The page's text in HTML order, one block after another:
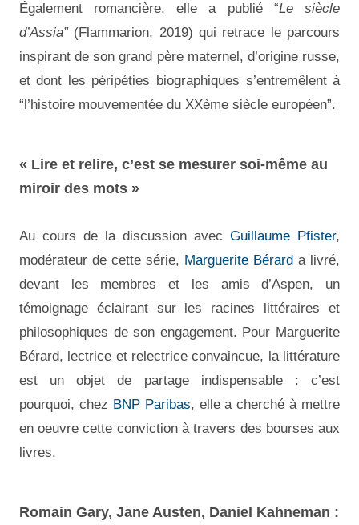
Également romancière, elle a publié “Le siècle
d’Assia” (Flammarion, 2019) qui retrace le parcours
inspirant de son grand père maternel, d’origine russe,
et dont les péripéties biographiques s’entremêlent à
“l’histoire mouvementée du XXème siècle européen”.
« Lire et relire, c’est se mesurer soi-même au
miroir des mots »
Au cours de la discussion avecGuillaume Pfister,
modérateur de cette série, Marguerite Bérard a livré,
devant les membres et les amis d’Aspen, un
témoignage éclairant sur les racines littéraires et
philosophiques de son engagement. Pour Marguerite
Bérard, lectrice et relectrice convaincue, la littérature
est un objet de partage indispensable : c’est
pourquoi, chez BNP Paribas, elle a cherché à mettre
en oeuvre cette conviction à travers des bourses aux
livres.
Romain Gary, Jane Austen, Daniel Kahneman :